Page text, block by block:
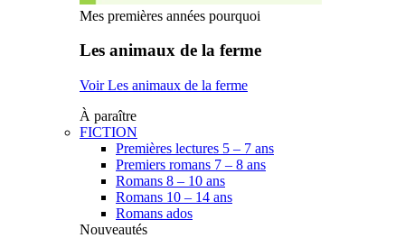
Mes premières années pourquoi
Les animaux de la ferme
Voir Les animaux de la ferme
À paraître
FICTION
Premières lectures 5 – 7 ans
Premiers romans 7 – 8 ans
Romans 8 – 10 ans
Romans 10 – 14 ans
Romans ados
Nouveautés